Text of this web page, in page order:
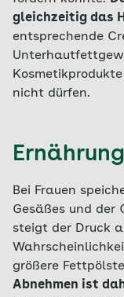
gleichzeitig das
entsprechende
nicht dürfen.
Bei Frauen
Gesäßes und der
steigt der Druck
größere
Abnehmen ist